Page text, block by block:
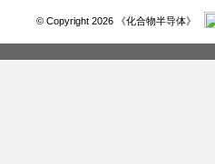
© Copyright 2026 《化合物半导体》